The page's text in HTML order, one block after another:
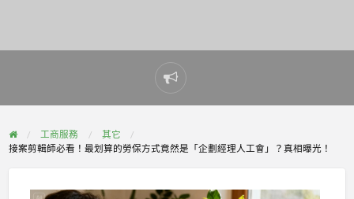
Report
problem
工商服務
其它
接案剪輯師必看！最划算的勞保方式竟然是「企劃經理人工會」？真相曝光！